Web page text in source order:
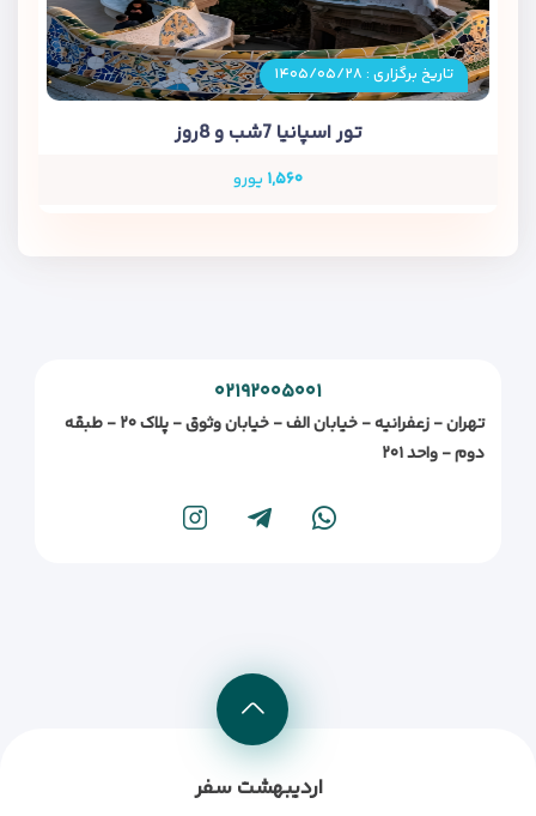
تاریخ برگزاری : ۱۴۰۵/۰۵/۲۸
تور اسپانیا 7شب و 8روز
۱,۵۶۰ یورو
۰۲۱۹۲۰۰۵۰۰۱
تهران - زعفرانیه - خیابان الف - خیابان وثوق - پلاک ۲۰ - طبقه
دوم - واحد ۲۰۱
اردیبهشت سفر